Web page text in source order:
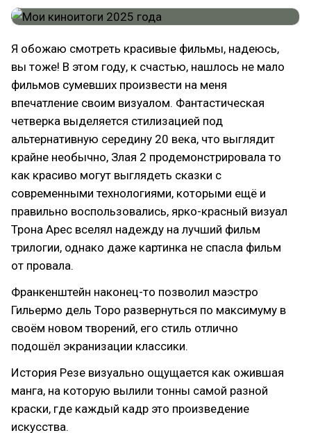
Я обожаю смотреть красивые фильмы, надеюсь,
вы тоже! В этом году, к счастью, нашлось не мало
фильмов сумевших произвести на меня
впечатление своим визуалом. Фантастическая
четверка выделяется стилизацией под
альтернативную середину 20 века, что выглядит
крайне необычно, Злая 2 продемонстрировала то
как красиво могут выглядеть сказки с
современными технологиями, которыми ещё и
правильно воспользовались, ярко-красный визуал
Трона Арес вселял надежду на лучший фильм
трилогии, однако даже картинка не спасла фильм
от провала.
Франкенштейн наконец-то позволил маэстро
Гильермо дель Торо развернуться по максимуму в
своём новом творений, его стиль отлично
подошёл экранизации классики.
История Резе визуально ощущается как ожившая
манга, на которую вылили тонны самой разной
краски, где каждый кадр это произведение
искусства.